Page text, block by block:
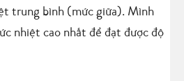
trung bình (mức giữa). Mình
nhiệt cao nhất để đạt được độ